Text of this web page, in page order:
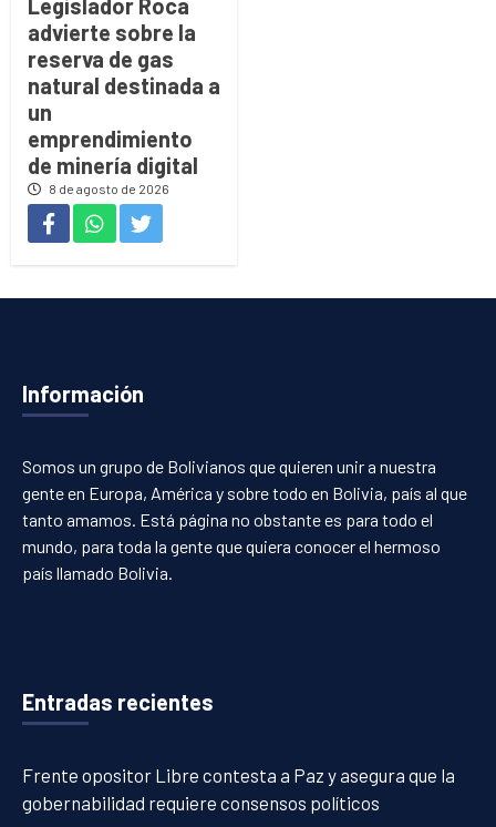
Legislador Roca
advierte sobre la
reserva de gas
natural destinada a
un
emprendimiento
de minería digital
8 de agosto de 2026
Información
Somos un grupo de Bolivianos que quieren unir a nuestra
gente en Europa, América y sobre todo en Bolivia, país al que
tanto amamos. Está página no obstante es para todo el
mundo, para toda la gente que quiera conocer el hermoso
país llamado Bolivia.
Entradas recientes
Frente opositor Libre contesta a Paz y asegura que la
gobernabilidad requiere consensos políticos